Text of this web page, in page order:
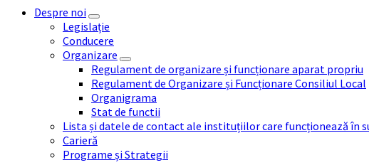
Despre noi
Legislație
Conducere
Organizare
Regulament de organizare și funcționare aparat propriu
Regulament de Organizare și Funcționare Consiliul Local
Organigrama
Stat de functii
Lista și datele de contact ale instituțiilor care funcționează în
Carieră
Programe și Strategii